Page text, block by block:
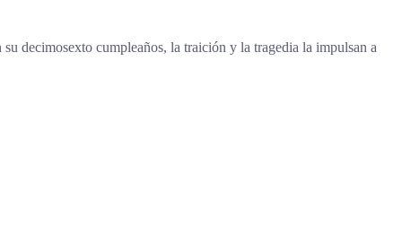
decimosexto cumpleaños, la traición y la tragedia la impulsan a